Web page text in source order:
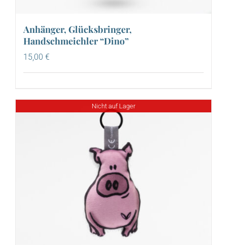
Anhänger, Glücksbringer,
Handschmeichler “Dino”
15,00 €
Nicht auf Lager